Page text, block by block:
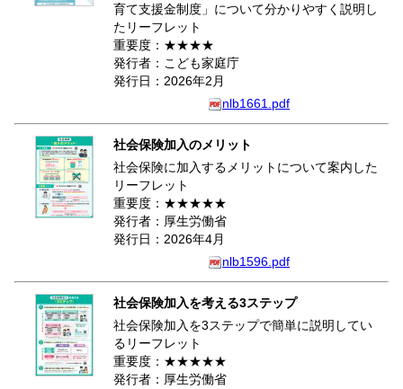
育て支援金制度」について分かりやすく説明し
たリーフレット
重要度：★★★★
発行者：こども家庭庁
発行日：2026年2月
nlb1661.pdf
社会保険加入のメリット
社会保険に加入するメリットについて案内した
リーフレット
重要度：★★★★★
発行者：厚生労働省
発行日：2026年4月
nlb1596.pdf
社会保険加入を考える3ステップ
社会保険加入を3ステップで簡単に説明してい
るリーフレット
重要度：★★★★★
発行者：厚生労働省